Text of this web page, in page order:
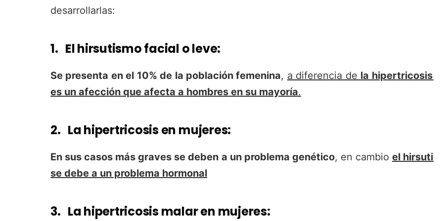
desarrollarlas:
1. Elhirsutismo facial o leve:
Se presenta en el 10% de la población femenina, a diferencia de la hipertricosis
es un afección que afecta a hombres en su mayoría.
2. La hipertricosis en mujeres:
En sus casos más graves se deben a un problema genético, en cambio el
se debe a un problema hormonal
3. La hipertricosis malar en mujeres: